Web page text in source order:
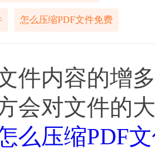
怎么压缩PDF文件免费
内容的增多
会对文件的
么压缩PDF